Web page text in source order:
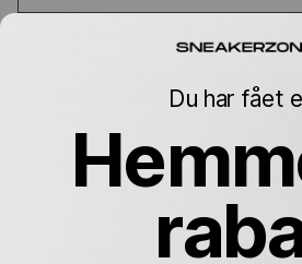
STØRRELSERNE?Du har fået